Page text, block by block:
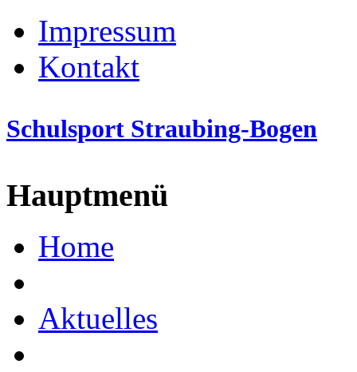
Impressum
Kontakt
Schulsport Straubing-Bogen
Hauptmenü
Home
Aktuelles